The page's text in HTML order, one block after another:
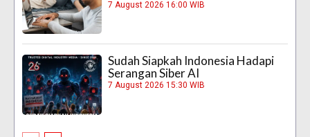
7 August 2026 16:00 WIB
Sudah Siapkah Indonesia Hadapi
Serangan Siber AI
7 August 2026 15:30 WIB